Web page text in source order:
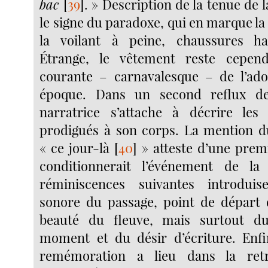
bac 39 . » Description de la tenue de
le signe du paradoxe, qui en marque
la voilant à peine, chaussures
Étrange, le vêtement reste
courante – carnavalesque – de
époque. Dans un second reflux
narratrice s’attache à décrire les
prodigués à son corps. La mention
« ce jour-là [40] » atteste d’une
conditionnerait l’événement de
réminiscences suivantes
sonore du passage, point de départ
beauté du fleuve, mais surtout
moment et du désir d’écriture.
remémoration a lieu dans la